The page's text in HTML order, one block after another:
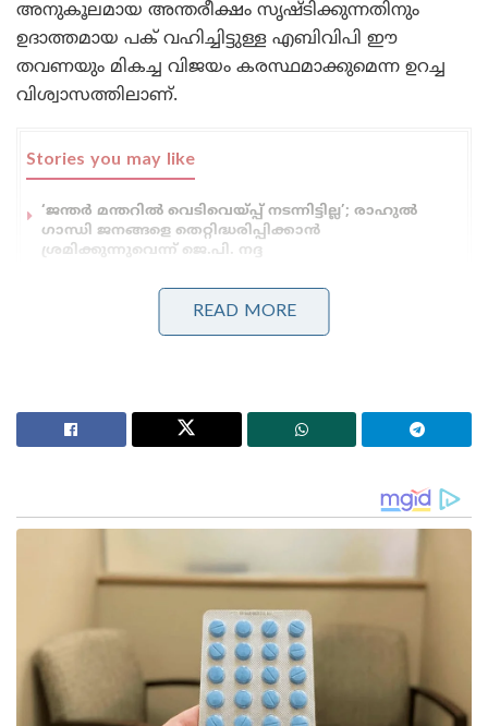
അനുകൂലമായ അന്തരീക്ഷം സൃഷ്ടിക്കുന്നതിനും
ഉദാത്തമായ പക് വഹിച്ചിട്ടുള്ള എബിവിപി ഈ
തവണയും മികച്ച വിജയം കരസ്ഥമാക്കുമെന്ന ഉറച്ച
വിശ്വാസത്തിലാണ്.
Stories you may like
‘ജന്തർ മന്തറിൽ വെടിവെയ്പ്പ് നടന്നിട്ടില്ല’; രാഹുൽ
ഗാന്ധി ജനങ്ങളെ തെറ്റിദ്ധരിപ്പിക്കാൻ
ശ്രമിക്കുന്നുവെന്ന് ജെ.പി. നദ്ദ
ഞങ്ങൾക്ക് താല്പര്യമില്ല’ ; പാർലമെന്റിൽ
സഹകരിക്കുന്നതിനായി മൂന്ന് നിബന്ധനകൾ
മുന്നോട്ടുവെച്ച് രാഹുൽ ഗാന്ധി
എന്നിങ്ങനെയുള്ള നിരവധി ആവശ്യങ്ങൾ ആദ്യഘട്ട
പ്രചാരണത്തിൽ എബിവിപി ക്ക് മുന്നിലെത്തിയിട്ടുണ്ട് .
പ്രതിസന്ധികൾ എത്രയും പെട്ടെന്ന് ദൂരീകരിച്ച് ദില്ലി
സർവ്വകലാശാലയെ ശ്രേഷ്ഠമാക്കി തീർക്കും എന്നാണ്
നാല് എബിവിപി സ്ഥാനാർഥികൾക്കും
വിജയാശംസകൾ നേരുന്നു എന്ന് എബിവിപി
സംസ്ഥാന സെക്രട്ടറി സാർത്ഥക് ശർമ്മ പറഞ്ഞു .
എബിവിപി നേതൃത്വം നൽകുന്ന വിദ്യാർത്ഥി യൂണിയൻ
READ MORE